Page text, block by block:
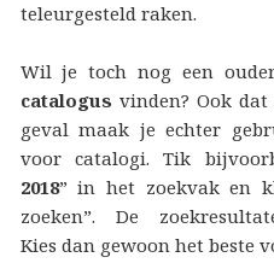
teleurgesteld raken.
Wil je toch nog een
catalogus vinden? Ook
geval maak je echter
voor catalogi. Tik
2018” in het zoekvak en
zoeken”. De
Kies dan gewoon het beste